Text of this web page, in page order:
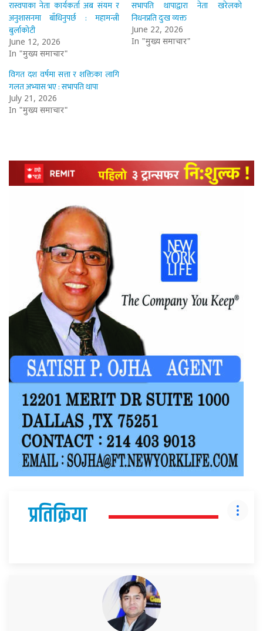
रास्वपाका नेता कार्यकर्ता अब संयम र
अनुशासनमा बाँधिनुपर्छ : महामन्त्री
बुर्लाकोटी
June 12, 2026
In "मुख्य समाचार"
सभापति थापाद्वारा नेता खरेलको
निधनप्रति दुःख व्यक्त
June 22, 2026
In "मुख्य समाचार"
विगत दश वर्षमा सत्ता र शक्तिका लागि
गलत अभ्यास भए : सभापति थापा
July 21, 2026
In "मुख्य समाचार"
प्रतिक्रिया